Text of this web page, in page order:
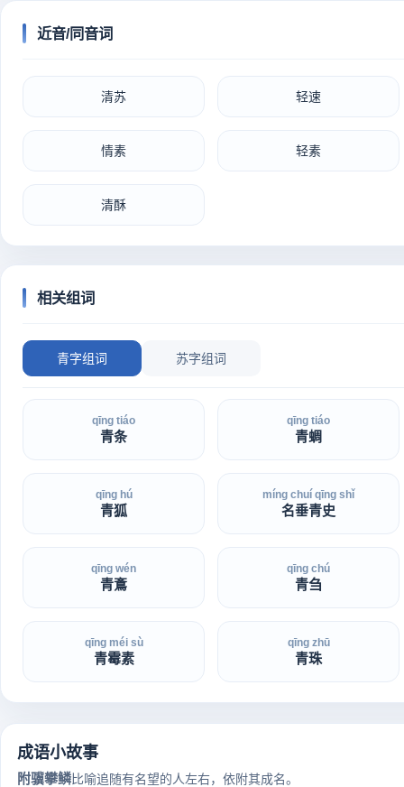
近音/同音词
清苏 轻速
情素 轻素
清酥
相关组词
青字组词 苏字组词
qīng tiáo
青条
qīng tiáo
青蜩
qīng hú
青狐
míng chuí qīng shǐ
名垂青史
qīng wén
青鴍
qīng chú
青刍
qīng méi sù
青霉素
qīng zhū
青珠
成语小故事
附骥攀鳞比喻追随有名望的人左右，依附其成名。